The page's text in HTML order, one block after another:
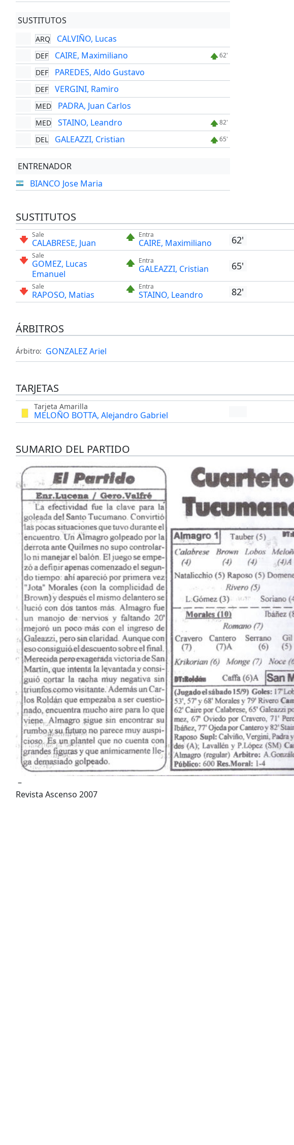
SUSTITUTOS
ARQ CALVIÑO, Lucas
DEF CAIRE, Maximiliano 62'
DEF PAREDES, Aldo Gustavo
DEF VERGINI, Ramiro
MED PADRA, Juan Carlos
MED STAINO, Leandro 82'
DEL GALEAZZI, Cristian 65'
ENTRENADOR
BIANCO Jose Maria
SUSTITUTOS
Sale
CALABRESE, Juan
Entra
CAIRE, Maximiliano 62'
Sale
GOMEZ, Lucas
Emanuel
Entra
GALEAZZI, Cristian 65'
Sale
RAPOSO, Matias
Entra
STAINO, Leandro 82'
ÁRBITROS
Árbitro: GONZALEZ Ariel
TARJETAS
Tarjeta Amarilla
MELOÑO BOTTA, Alejandro Gabriel
SUMARIO DEL PARTIDO
–
Revista Ascenso 2007